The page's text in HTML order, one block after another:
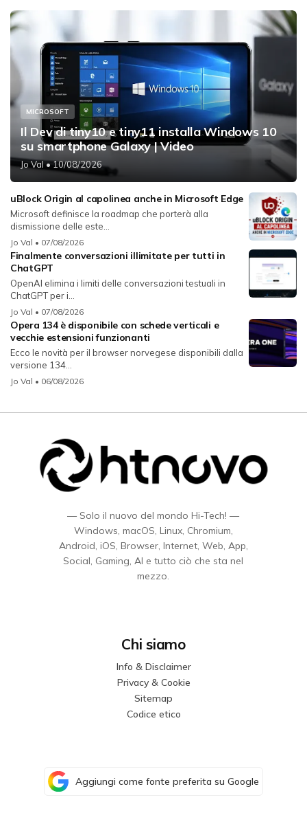
MICROSOFT
Il Dev di tiny10 e tiny11 installa Windows 10
su smartphone Galaxy | Video
Jo Val• 10/08/2026
uBlock Origin al capolinea anche in Microsoft Edge
Microsoft definisce la roadmap che porterà alla
dismissione delle este...
Jo Val • 07/08/2026
Finalmente conversazioni illimitate per tutti in
ChatGPT
OpenAI elimina i limiti delle conversazioni testuali in
ChatGPT per i...
Jo Val • 07/08/2026
Opera 134 è disponibile con schede verticali e
vecchie estensioni funzionanti
Ecco le novità per il browser norvegese disponibili dalla
versione 134...
Jo Val • 06/08/2026
— Solo il nuovo del mondo Hi-Tech! —
Windows, macOS, Linux, Chromium,
Android, iOS, Browser, Internet, Web, App,
Social, Gaming, AI e tutto ciò che sta nel
mezzo.
Chi siamo
Info & Disclaimer
Privacy & Cookie
Sitemap
Codice etico
Aggiungi come fonte preferita su Google